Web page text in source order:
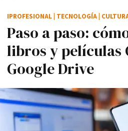
Paso a paso:
libros y películas
Google Drive
IPROFESIONAL TECNOLOGÍA